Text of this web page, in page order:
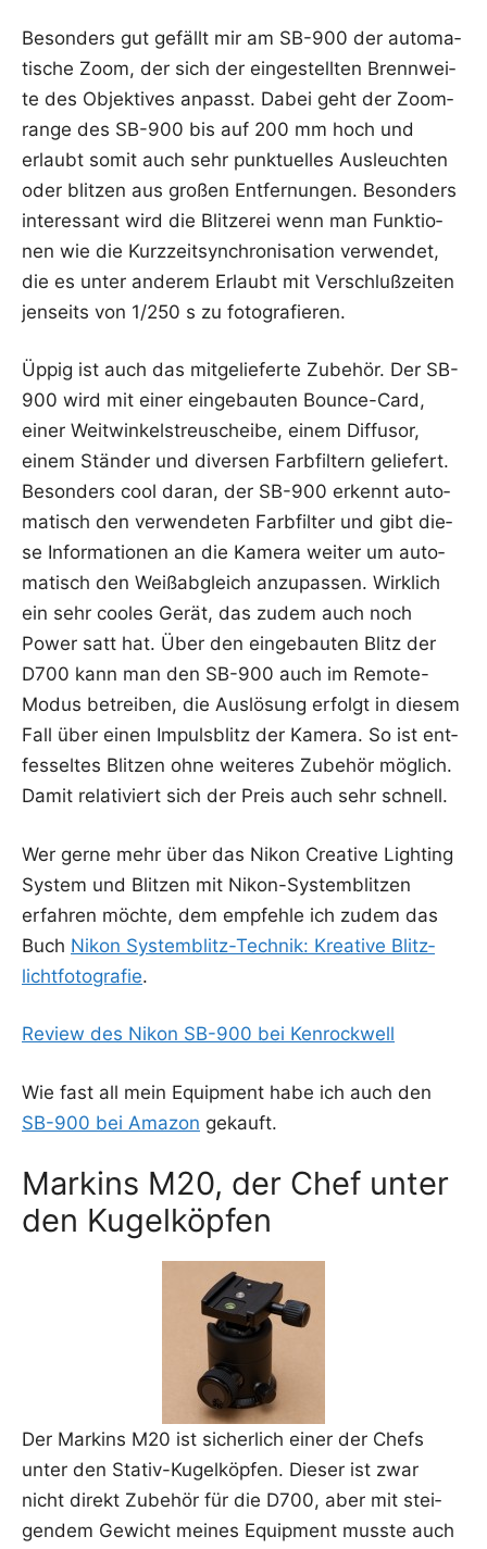
Beson­ders gut gefällt mir am SB-900 der auto­ma­
ti­sche Zoom, der sich der ein­ge­stell­ten Brenn­wei­
te des Objek­ti­ves anpasst. Dabei geht der Zoom­
ran­ge des SB-900 bis auf 200 mm hoch und
erlaubt somit auch sehr punk­tu­el­les Aus­leuch­ten
oder blit­zen aus gro­ßen Ent­fer­nun­gen. Beson­ders
inter­es­sant wird die Blit­ze­rei wenn man Funk­tio­
nen wie die Kurz­zeit­syn­chro­ni­sa­ti­on ver­wen­det,
die es unter ande­rem Erlaubt mit Ver­schluß­zei­ten
jen­seits von 1/250 s zu fotografieren.
Üppig ist auch das mit­ge­lie­fer­te Zube­hör. Der SB-
900 wird mit einer ein­ge­bau­ten Boun­ce-Card,
einer Weit­win­kel­streusch­ei­be, einem Dif­fu­sor,
einem Stän­der und diver­sen Farb­fil­tern gelie­fert.
Beson­ders cool dar­an, der SB-900 erkennt auto­
ma­tisch den ver­wen­de­ten Farb­fil­ter und gibt die­
se Infor­ma­tio­nen an die Kame­ra wei­ter um auto­
ma­tisch den Weiß­ab­gleich anzu­pas­sen. Wirk­lich
ein sehr coo­les Gerät, das zudem auch noch
Power satt hat. Über den ein­ge­bau­ten Blitz der
D700 kann man den SB-900 auch im Remo­te-
Modus betrei­ben, die Aus­lö­sung erfolgt in die­sem
Fall über einen Impuls­blitz der Kame­ra. So ist ent­
fes­sel­tes Blit­zen ohne wei­te­res Zube­hör mög­lich.
Damit rela­ti­viert sich der Preis auch sehr schnell.
Wer ger­ne mehr über das Nikon Crea­ti­ve Light­ing
Sys­tem und Blit­zen mit Nikon-Sys­tem­blit­zen
erfah­ren möch­te, dem emp­feh­le ich zudem das
Buch Nikon Sys­tem­blitz-Tech­nik: Krea­ti­ve Blitz­
licht­fo­to­gra­fie.
Review des Nikon SB-900 bei Kenrockwell
Wie fast all mein Equip­ment habe ich auch den
SB-900 bei Ama­zon gekauft.
Markins M20, der Chef unter
den Kugelköpfen
Der Mar­kins M20 ist sicher­lich einer der Chefs
unter den Sta­tiv-Kugel­köp­fen. Die­ser ist zwar
nicht direkt Zube­hör für die D700, aber mit stei­
gen­dem Gewicht mei­nes Equip­ment muss­te auch